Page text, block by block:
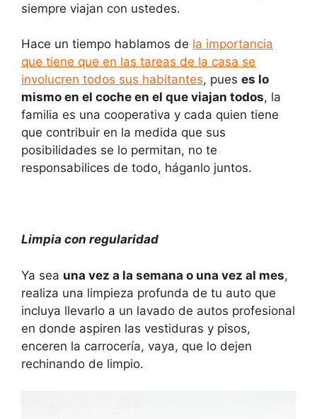
siempre viajan con ustedes.
Hace un tiempo hablamos de la importancia
que tiene que en las tareas de la casa se
involucren todos sus habitantes, pues es lo
mismo en el coche en el que viajan todos, la
familia es una cooperativa y cada quien tiene
que contribuir en la medida que sus
posibilidades se lo permitan, no te
responsabilices de todo, háganlo juntos.
Limpia con regularidad
Ya sea una vez a la semana o una vez al mes,
realiza una limpieza profunda de tu auto que
incluya llevarlo a un lavado de autos profesional
en donde aspiren las vestiduras y pisos,
enceren la carrocería, vaya, que lo dejen
rechinando de limpio.